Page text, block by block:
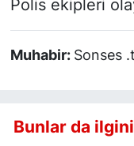
Polis ekipleri
Muhabir: Sonses
Bunlar da